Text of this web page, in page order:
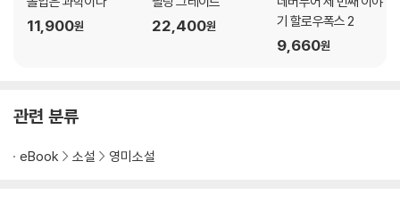
11,900원 22,400원
기 할로우폭스 2
9,660원
관련 분류
eBook 소설 영미소설